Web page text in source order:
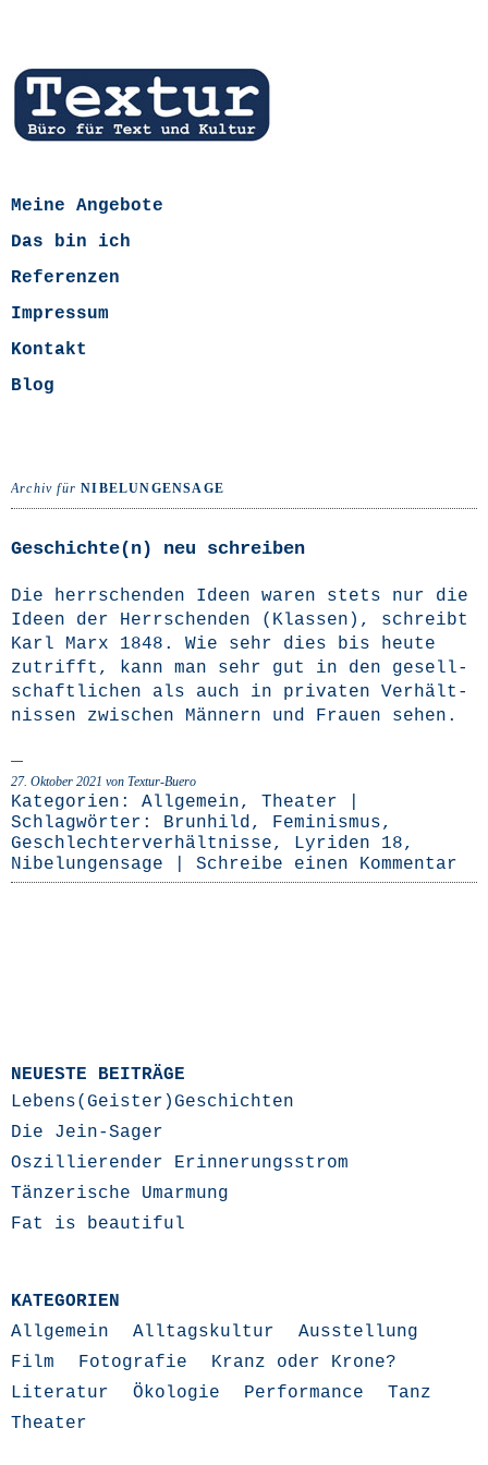
Meine Angebote
Das bin ich
Referenzen
Impressum
Kontakt
Blog
Archiv fürNIBELUNGENSAGE
Geschichte(n) neu schreiben
Die herr­schen­den Ideen waren stets nur die
Ideen der Herr­schen­den (Klas­sen), schreibt
Karl Marx 1848. Wie sehr dies bis heu­te
zutrifft, kann man sehr gut in den gesell­
schaft­li­chen als auch in pri­va­ten Ver­hält­
nis­sen zwi­schen Män­nern und Frau­en sehen.
27. Oktober 2021 von Textur-Buero
Kategorien: Allgemein, Theater
Schlagwörter: Brunhild, Feminismus,
Geschlechterverhältnisse, Lyriden 18,
Nibelungensage
Schreibe einen Kommentar
NEUESTE BEITRÄGE
Lebens(Geister)Geschichten
Die Jein-Sager
Oszillierender Erinnerungsstrom
Tänzerische Umarmung
Fat is beautiful
KATEGORIEN
Allgemein
Alltagskultur
Ausstellung
Film
Fotografie
Kranz oder Krone?
Literatur
Ökologie Performance
Tanz
Theater